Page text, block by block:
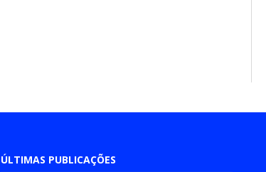
ÚLTIMAS PUBLICAÇÕES